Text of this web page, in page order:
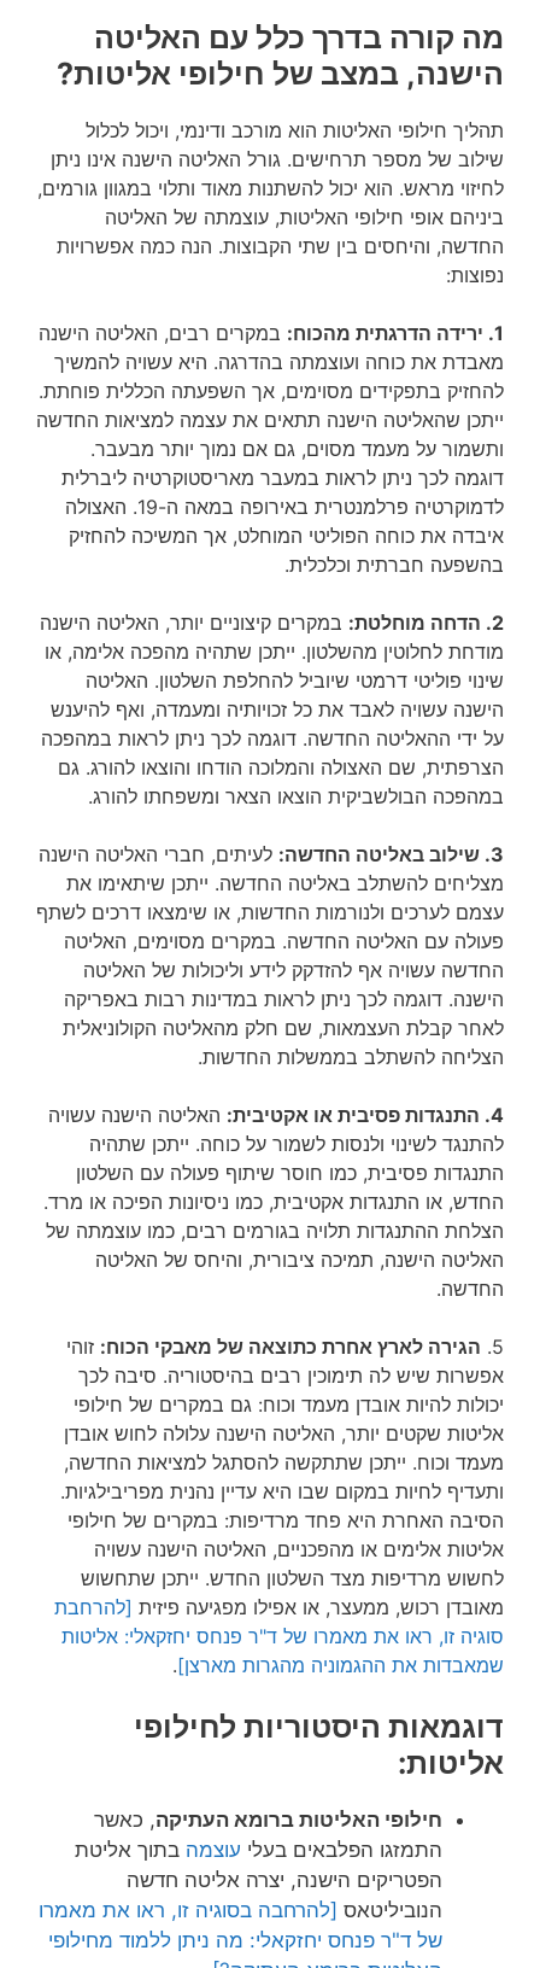
מה קורה בדרך כלל עם האליטה
הישנה, במצב של חילופי אליטות?
תהליך חילופי האליטות הוא מורכב ודינמי, ויכול לכלול
שילוב של מספר תרחישים. גורל האליטה הישנה אינו ניתן
לחיזוי מראש. הוא יכול להשתנות מאוד ותלוי במגוון גורמים,
ביניהם אופי חילופי האליטות, עוצמתה של האליטה
החדשה, והיחסים בין שתי הקבוצות. הנה כמה אפשרויות
נפוצות:
1. ירידה הדרגתית מהכוח:
במקרים רבים, האליטה הישנה
מאבדת את כוחה ועוצמתה בהדרגה. היא עשויה להמשיך
להחזיק בתפקידים מסוימים, אך השפעתה הכללית פוחתת.
ייתכן שהאליטה הישנה תתאים את עצמה למציאות החדשה
ותשמור על מעמד מסוים, גם אם נמוך יותר מבעבר.
דוגמה לכך ניתן לראות במעבר מאריסטוקרטיה ליברלית
לדמוקרטיה פרלמנטרית באירופה במאה ה-19. האצולה
איבדה את כוחה הפוליטי המוחלט, אך המשיכה להחזיק
בהשפעה חברתית וכלכלית.
2. הדחה מוחלטת:
במקרים קיצוניים יותר, האליטה הישנה
מודחת לחלוטין מהשלטון. ייתכן שתהיה מהפכה אלימה, או
שינוי פוליטי דרמטי שיוביל להחלפת השלטון. האליטה
הישנה עשויה לאבד את כל זכויותיה ומעמדה, ואף להיענש
על ידי ההאליטה החדשה. דוגמה לכך ניתן לראות במהפכה
הצרפתית, שם האצולה והמלוכה הודחו והוצאו להורג. גם
במהפכה הבולשביקית הוצאו הצאר ומשפחתו להורג.
3. שילוב באליטה החדשה:
לעיתים, חברי האליטה הישנה
מצליחים להשתלב באליטה החדשה. ייתכן שיתאימו את
עצמם לערכים ולנורמות החדשות, או שימצאו דרכים לשתף
פעולה עם האליטה החדשה. במקרים מסוימים, האליטה
החדשה עשויה אף להזדקק לידע וליכולות של האליטה
הישנה. דוגמה לכך ניתן לראות במדינות רבות באפריקה
לאחר קבלת העצמאות, שם חלק מהאליטה הקולוניאלית
הצליחה להשתלב בממשלות החדשות.
4. התנגדות פסיבית או אקטיבית:
האליטה הישנה עשויה
להתנגד לשינוי ולנסות לשמור על כוחה. ייתכן שתהיה
התנגדות פסיבית, כמו חוסר שיתוף פעולה עם השלטון
החדש, או התנגדות אקטיבית, כמו ניסיונות הפיכה או מרד.
הצלחת ההתנגדות תלויה בגורמים רבים, כמו עוצמתה של
האליטה הישנה, תמיכה ציבורית, והיחס של האליטה
החדשה.
5. הגירה לארץ אחרת כתוצאה של מאבקי הכוח: זוהי
אפשרות שיש לה תימוכין רבים בהיסטוריה. סיבה לכך
יכולות להיות אובדן מעמד וכוח: גם במקרים של חילופי
אליטות שקטים יותר, האליטה הישנה עלולה לחוש אובדן
מעמד וכוח. ייתכן שתתקשה להסתגל למציאות החדשה,
ותעדיף לחיות במקום שבו היא עדיין נהנית מפריבילגיות.
הסיבה האחרת היא פחד מרדיפות: במקרים של חילופי
אליטות אלימים או מהפכניים, האליטה הישנה עשויה
לחשוש מרדיפות מצד השלטון החדש. ייתכן שתחשוש
מאובדן רכוש, ממעצר, או אפילו מפגיעה פיזית [להרחבת
סוגיה זו, ראו את מאמרו של ד"ר פנחס יחזקאלי: אליטות
שמאבדות את ההגמוניה מהגרות מארצן].
דוגמאות היסטוריות לחילופי
אליטות:
חילופי האליטות ברומא העתיקה, כאשר
התמזגו הפלבאים בעלי עוצמה בתוך אליטת
הפטריקים הישנה, יצרה אליטה חדשה
הנוביליטאס [להרחבה בסוגיה זו, ראו את מאמרו
של ד"ר פנחס יחזקאלי: מה ניתן ללמוד מחילופי